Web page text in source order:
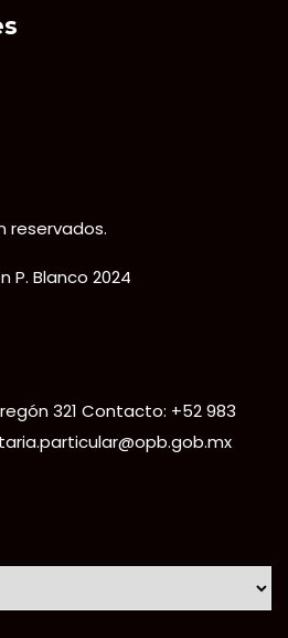
reservados.
P. Blanco 2024
321 Contacto: +52 983